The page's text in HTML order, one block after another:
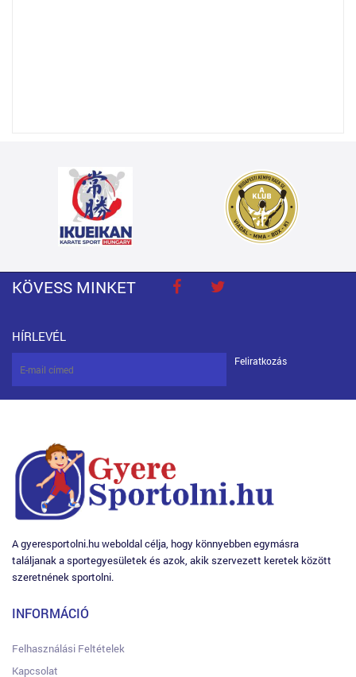
KÖVESS MINKET
HÍRLEVÉL
Feliratkozás
A gyeresportolni.hu weboldal célja, hogy könnyebben egymásra
találjanak a sportegyesületek és azok, akik szervezett keretek között
szeretnének sportolni.
INFORMÁCIÓ
Felhasználási Feltételek
Kapcsolat